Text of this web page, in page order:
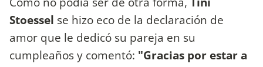
Stoessel se hizo eco de la declaración de
amor que le dedicó su pareja en su
cumpleaños y comentó: "Gracias por estar a